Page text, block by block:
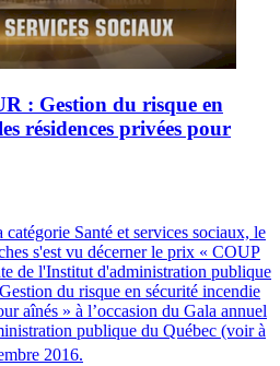
: Gestion du risque en
résidences privées pour
Santé et services sociaux, le
s'est vu décerner le prix « COUP
de l'Institut d'administration publique
du risque en sécurité incendie
aînés » à l’occasion du Gala annuel
publique du Québec (voir à
2016.